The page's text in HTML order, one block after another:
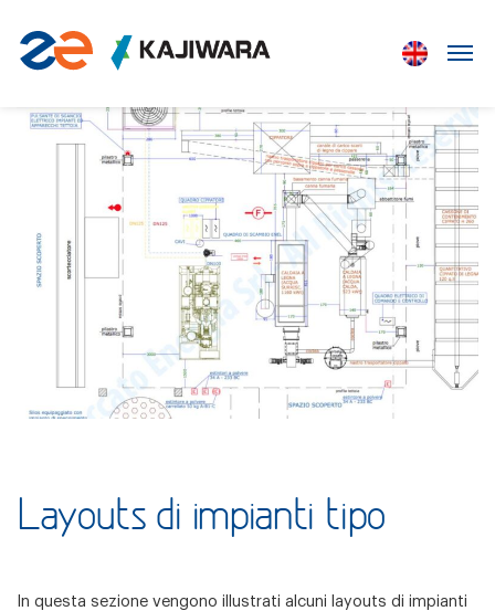
Layouts di impianti tipo
In questa sezione vengono illustrati alcuni layouts di impianti